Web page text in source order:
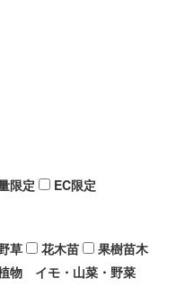
限定 EC限定
草 花木苗
果樹苗木
物 イモ・山菜・野菜